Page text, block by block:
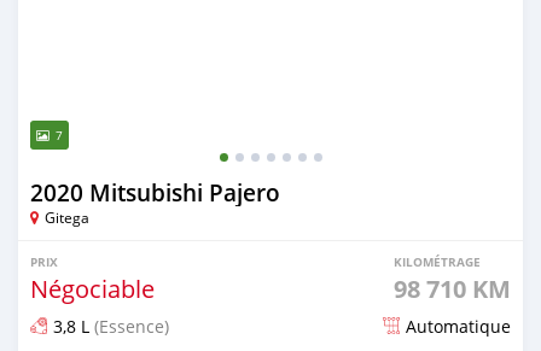
7
2020 Mitsubishi Pajero
Gitega
PRIX
Négociable
KILOMÉTRAGE
98 710 KM
3,8 L (Essence) Automatique